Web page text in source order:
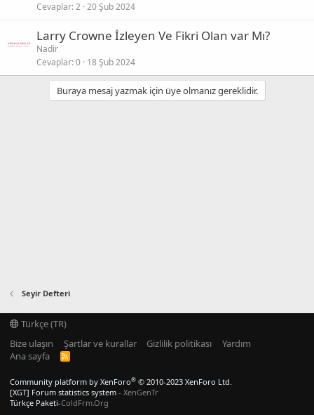
Cevaplar 2 20 Şub 2024
Larry Crowne İzleyen Ve Fikri Olan var Mı?
Nadir
Cevaplar 0 18 Şub 2024
Buraya mesaj yazmak için üye olmanız gereklidir.
Seyir Defteri
Türkçe (TR)
Bize ulaşın
Şartlar ve kurallar Gizlilik politikası
Yardım
Ana sayfa
R
Community platform by XenForo® © 2010-2023 XenForo Ltd.
[XGT] Forum statistics system - XenGenTr
Türkçe Paketi-ColdFrm.Org